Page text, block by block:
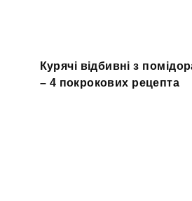
Курячі відбивні з
– 4 покрокових рецепта